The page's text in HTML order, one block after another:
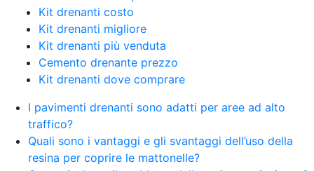
Kit drenanti costo
Kit drenanti migliore
Kit drenanti più venduta
Cemento drenante prezzo
Kit drenanti dove comprare
I pavimenti drenanti sono adatti per aree ad alto
traffico?
Quali sono i vantaggi e gli svantaggi dell’uso della
resina per coprire le mattonelle?